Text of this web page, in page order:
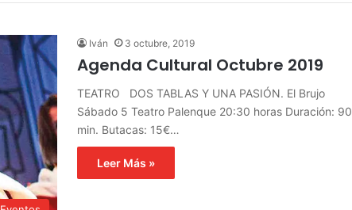
Iván 3 octubre, 2019
Agenda Cultural Octubre 2019
TEATRO DOS TABLAS Y UNA PASIÓN. El Brujo
Sábado 5 Teatro Palenque 20:30 horas Duración: 90
min. Butacas: 15€…
Leer Más »